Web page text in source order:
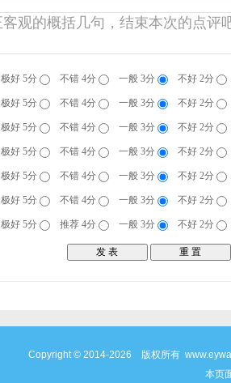
极好 5分 不错 4分 一般 3分 不好 2分
极好 5分 不错 4分 一般 3分 不好 2分
极好 5分 不错 4分 一般 3分 不好 2分
极好 5分 不错 4分 一般 3分 不好 2分
极好 5分 不错 4分 一般 3分 不好 2分
极好 5分 不错 4分 一般 3分 不好 2分
极好 5分 推荐 4分 一般 3分 不好 2分
Copyright © 2014-2026 版权所有
本页